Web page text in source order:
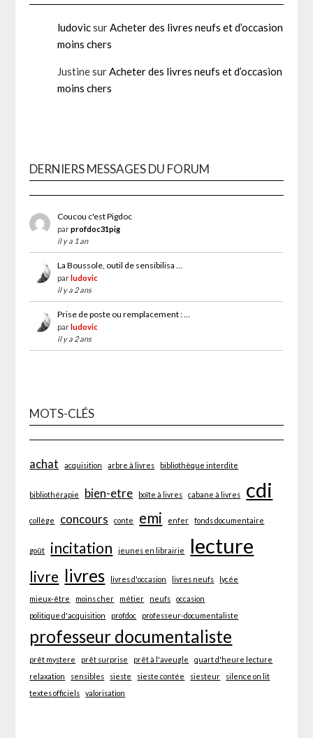
ludovicsur Acheter des livres neufs et d’occasion
moins chers
Justinesur Acheter des livres neufs et d’occasion
moins chers
DERNIERS MESSAGES DU FORUM
Coucou c'est Pigdoc
parprofdoc31pig
il y a 1 an
La Boussole, outil de sensibilisa …
parludovic
il y a 2 ans
Prise de poste ou remplacement : …
parludovic
il y a 2 ans
MOTS-CLÉS
achat acquisition arbre à livres bibliothèque interdite
bibliothérapie bien-etre boîte à livres cabane à livres cdi
collège concours conte emi enfer fonds documentaire
goût incitation jeunes en librairie lecture
livre livres livres d'occasion livres neufs lycée
mieux-être moins cher métier neufs
occasion
politique d'acquisition
profdoc professeur-documentaliste
professeur documentaliste
prêt mystere prêt surprise prêt à l'aveugle
quart d'heure lecture
relaxation
sensibles sieste sieste contée siesteur
silence on lit
textes officiels
valorisation